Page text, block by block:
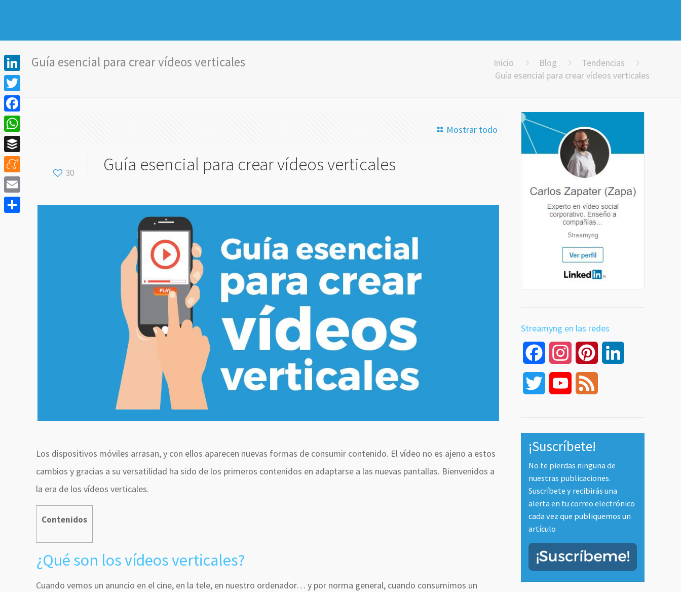
Guía esencial para crear vídeos verticales Inicio Blog
Tendencias
Guía esencial para crear vídeos verticales
Mostrar todo
30 Guía esencial para crear vídeos verticales
Los dispositivos móviles arrasan, y con ellos aparecen nuevas formas de consumir contenido. El vídeo no es ajeno a estos
cambios y gracias a su versatilidad ha sido de los primeros contenidos en adaptarse a las nuevas pantallas. Bienvenidos a
la era de los vídeos verticales.
Contenidos
¿Qué son los vídeos verticales?
Cuando vemos un anuncio en el cine, en la tele, en nuestro ordenador… y por norma general, cuando consumimos un
Streamyng en las redes
Facebook InstagramPinterest
Twitter YouTube
¡Suscríbete!
No te pierdas ninguna de
nuestras publicaciones.
Suscríbete y recibirás una
alerta en tu correo electrónico
cada vez que publiquemos un
artículo
LinkedIn
Twitter
Facebook
WhatsApp
Buffer
Meneame
Email